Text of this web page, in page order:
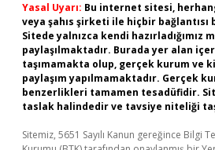
Yasal Uyarı: Bu internet sitesi,
veya şahıs şirketi ile hiçbir bağlantısı
Sitede yalnızca kendi hazırladığımız
paylaşılmaktadır. Burada yer alan
taşımamakta olup, gerçek kurum ve
paylaşım yapılmamaktadır. Gerçek
benzerlikleri tamamen tesadüfidir.
taslak halindedir ve tavsiye niteliği
Sitemiz, 5651 Sayılı Kanun gereğince Bilgi